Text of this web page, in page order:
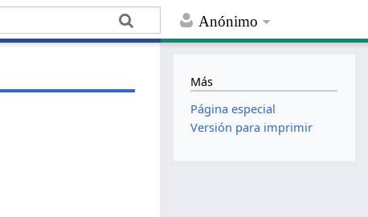
Anónimo
Más
Página especial
Versión para imprimir